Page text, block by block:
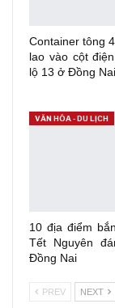
Container tông
lao vào cột
lộ 13 ở Đồng Nai
VĂN HÓA - DU LỊCH
10 địa điểm
Tết Nguyên
Đồng Nai
PREV NEXT